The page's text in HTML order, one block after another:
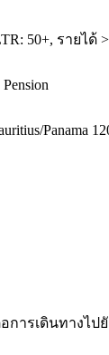
50+, รายได้
Panama
ารเดินทางไ